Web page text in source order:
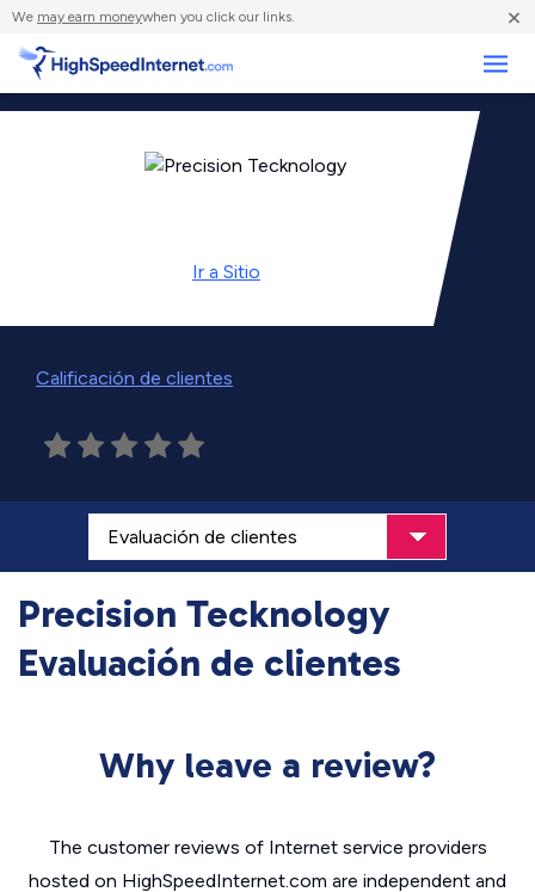
We may earn moneywhen you click our links. ×
Ir a Sitio
Calificación de clientes
Precision Tecknology
Evaluación de clientes
Why leave a review?
The customer reviews of Internet service providers
hosted on HighSpeedInternet.com are independent and